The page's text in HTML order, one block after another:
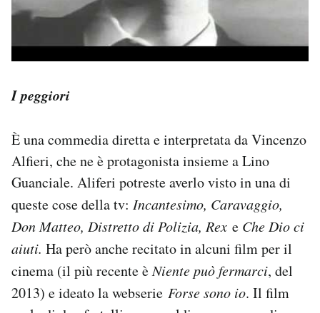
I peggiori
È una commedia diretta e interpretata da Vincenzo
Alfieri, che ne è protagonista insieme a Lino
Guanciale. Aliferi potreste averlo visto in una di
queste cose della tv: Incantesimo, Caravaggio,
Don Matteo, Distretto di Polizia, Rex e Che Dio ci
aiuti. Ha però anche recitato in alcuni film per il
cinema (il più recente èNiente può fermarci, del
2013) e ideato la webserie Forse sono io. Il film